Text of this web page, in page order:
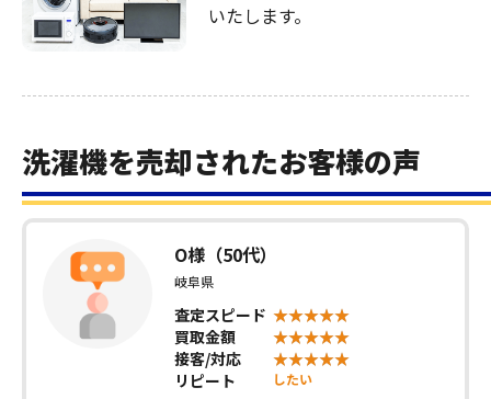
いたします。
洗濯機を売却されたお客様の声
O様（50代）
岐阜県
査定スピード
買取金額
接客/対応
リピート
したい